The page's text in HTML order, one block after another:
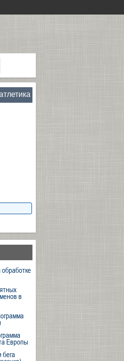
в
Европы
бега